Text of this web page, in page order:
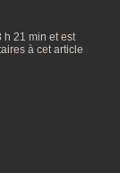
h 21 min et est
à cet article